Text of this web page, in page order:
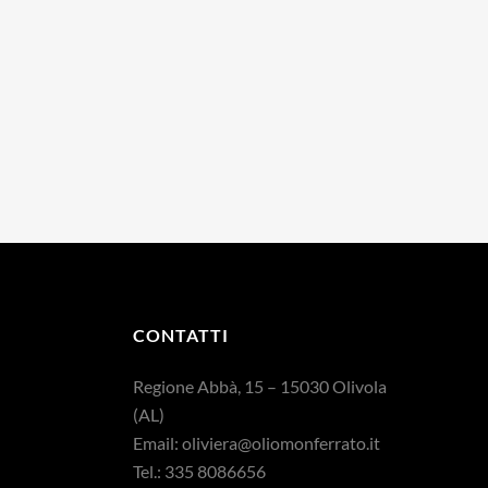
CONTATTI
Regione Abbà, 15 – 15030 Olivola
(AL)
Email: oliviera@oliomonferrato.it
Tel.: 335 8086656